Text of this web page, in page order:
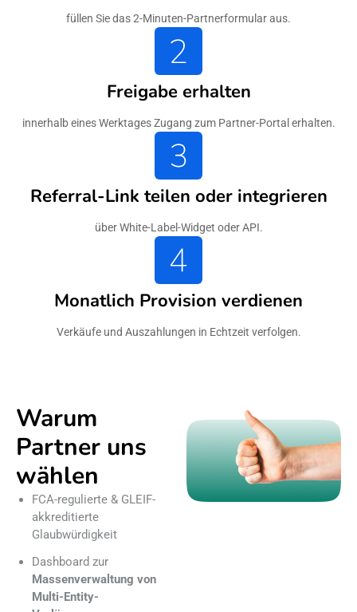
füllen Sie das 2-Minuten-Partnerformular aus.
Freigabe erhalten
innerhalb eines Werktages Zugang zum Partner-Portal erhalten.
Referral-Link teilen oder integrieren
über White-Label-Widget oder API.
Monatlich Provision verdienen
Verkäufe und Auszahlungen in Echtzeit verfolgen.
Warum
Partner uns
wählen
FCA-regulierte & GLEIF-
akkreditierte
Glaubwürdigkeit
Dashboard zur
Massenverwaltung von
Multi-Entity-